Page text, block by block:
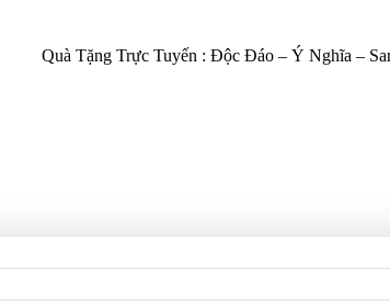
Quà Tặng Trực Tuyến : Độc Đáo – Ý Nghĩa –